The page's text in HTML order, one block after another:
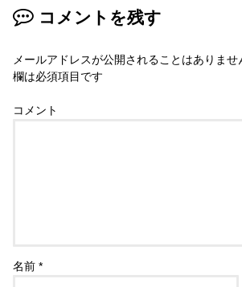
コメントを残す
メールアドレスが公開されることはありませ
欄は必須項目です
コメント
名前*